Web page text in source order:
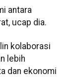
antara
ucap dia.
kolaborasi
lebih
dan ekonomi